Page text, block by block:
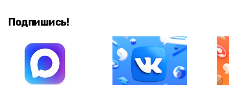
Подпишись!